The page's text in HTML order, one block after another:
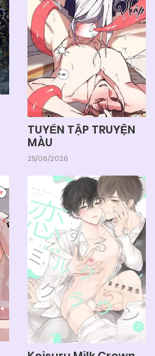
TUYỂN TẬP TRUYỆN
MÀU
25/06/2026